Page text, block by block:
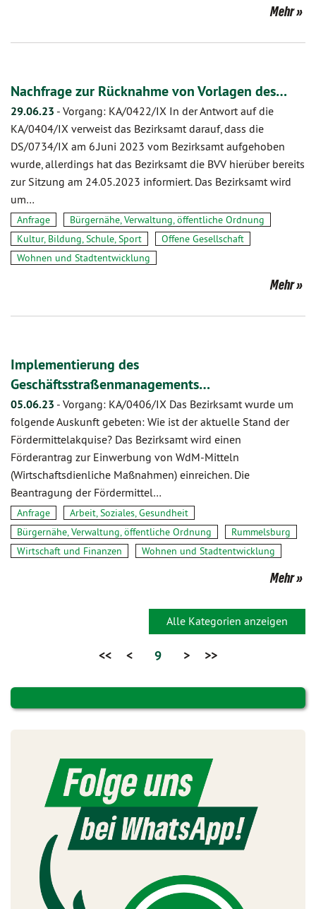
Mehr
Nachfrage zur Rücknahme von Vorlagen des…
29.06.23 - Vorgang: KA/0422/IX In der Antwort auf die
KA/0404/IX verweist das Bezirksamt darauf, dass die
DS/0734/IX am 6.Juni 2023 vom Bezirksamt aufgehoben
wurde, allerdings hat das Bezirksamt die BVV hierüber bereits
zur Sitzung am 24.05.2023 informiert. Das Bezirksamt wird
um…
Anfrage
Bürgernähe, Verwaltung, öffentliche Ordnung
Kultur, Bildung, Schule, Sport
Offene Gesellschaft
Wohnen und Stadtentwicklung
Mehr
Implementierung des
Geschäftsstraßenmanagements…
05.06.23 - Vorgang: KA/0406/IX Das Bezirksamt wurde um
folgende Auskunft gebeten: Wie ist der aktuelle Stand der
Fördermittelakquise? Das Bezirksamt wird einen
Förderantrag zur Einwerbung von WdM-Mitteln
(Wirtschaftsdienliche Maßnahmen) einreichen. Die
Beantragung der Fördermittel…
Anfrage
Arbeit, Soziales, Gesundheit
Bürgernähe, Verwaltung, öffentliche Ordnung
Rummelsburg
Wirtschaft und Finanzen
Wohnen und Stadtentwicklung
Mehr
Alle Kategorien anzeigen
<< < 9 > >>